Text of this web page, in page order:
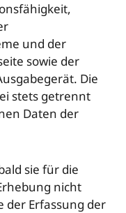
und der
sowie der
Die
stets getrennt
Daten der
sie für die
nicht
der Erfassung der